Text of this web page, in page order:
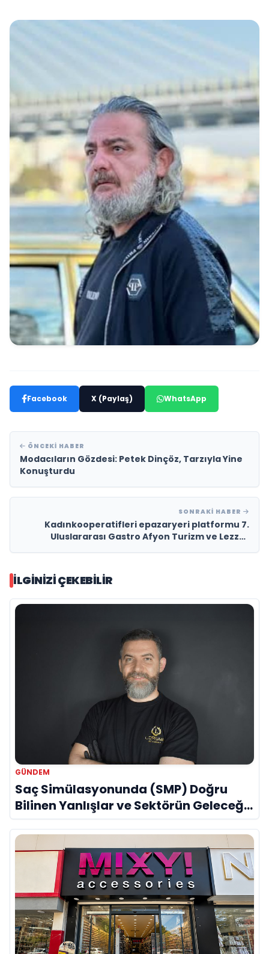
Facebook X (Paylaş) WhatsApp
ÖNCEKI HABER
Modacıların Gözdesi: Petek Dinçöz, Tarzıyla Yine
Konuşturdu
SONRAKI HABER
Kadınkooperatifleri epazaryeri platformu 7.
Uluslararası Gastro Afyon Turizm ve Lezzet
İLGINIZI ÇEKEBILIR
GÜNDEM
Saç Simülasyonunda (SMP) Doğru
Bilinen Yanlışlar ve Sektörün Geleceği:
Onur Akdeniz ile Özel Röportaj